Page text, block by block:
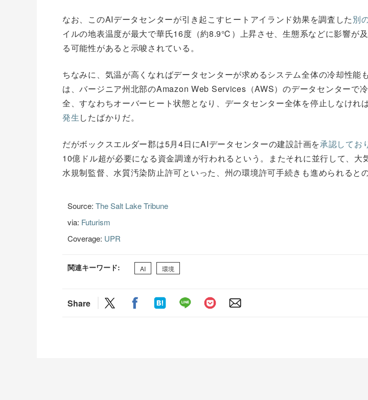
なお、このAIデータセンターが引き起こすヒートアイランド効果を調査した 別
イルの地表温度が最大で華氏16度（約8.9℃）上昇させ、生態系などに影響が
る可能性があると示唆されている。
ちなみに、気温が高くなればデータセンターが求めるシステム全体の冷却性能
は、バージニア州北部のAmazon Web Services（AWS）のデータセンターで
全、すなわちオーバーヒート状態となり、データセンター全体を停止しなけれ
発生したばかりだ。
だがボックスエルダー郡は5月4日にAIデータセンターの建設計画を承認してお
10億ドル超が必要になる資金調達が行われるという。またそれに並行して、大
水規制監督、水質汚染防止許可といった、州の環境許可手続きも進められるとの
Source: The Salt Lake Tribune
via: Futurism
Coverage: UPR
関連キーワード: AI 環境
Share